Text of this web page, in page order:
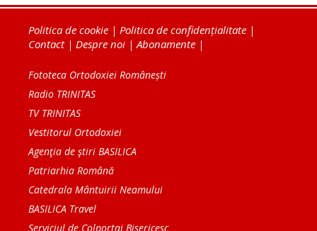
Politica de cookie | Politica de confidențialitate |
Contact| Despre noi | Abonamente |
Fototeca Ortodoxiei Românești
Radio TRINITAS
TV TRINITAS
Vestitorul Ortodoxiei
Agenţia de ştiri BASILICA
Patriarhia Română
Catedrala Mântuirii Neamului
BASILICA Travel
Serviciul de Colportaj Bisericesc